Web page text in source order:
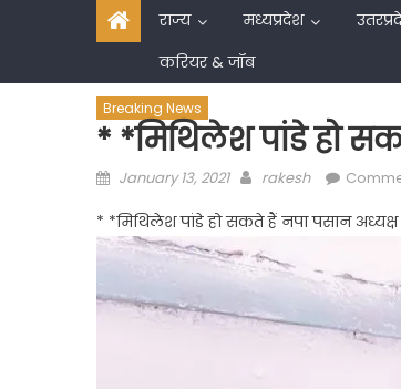
राज्य मध्यप्रदेश
करियर & जॉब
Breaking News
* *मिथिलेश पांडे हो
Posted
January 13, 2021 Author
rakesh
* *मिथिलेश पांडे हो सकते हैं नपा पसान अध्यक्ष